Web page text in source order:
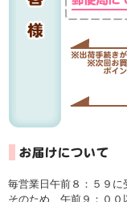
毎営業日午前８：５９に
そのため、午前９：０